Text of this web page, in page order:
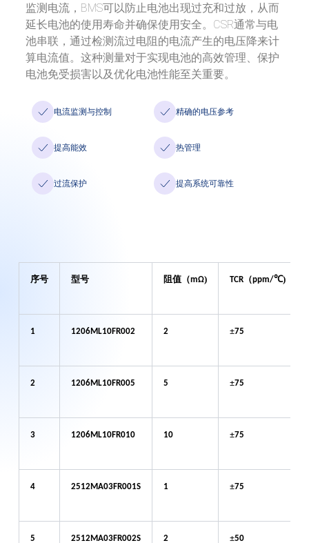
新闻中心
工作机会
Language
序号 型号 阻值（mΩ) TCR（ppm/℃)
1 1206ML10FR002 2 ±75
2 1206ML10FR005 5 ±75
3 1206ML10FR010 10 ±75
4 2512MA03FR001S 1 ±75
5 2512MA03FR002S 2 ±50
监测电流，BMS可以防止电池出现过充和过放，从而
延长电池的使用寿命并确保使用安全。CSR通常与电
池串联，通过检测流过电阻的电流产生的电压降来计
算电流值。这种测量对于实现电池的高效管理、保护
电池免受损害以及优化电池性能至关重要。
电流监测与控制
提高能效
过流保护
精确的电压参考
热管理
提高系统可靠性